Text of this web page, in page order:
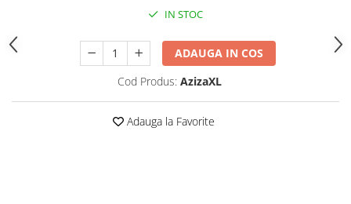
IN STOC
ADAUGA IN COS
Cod Produs: AzizaXL
Adauga la Favorite